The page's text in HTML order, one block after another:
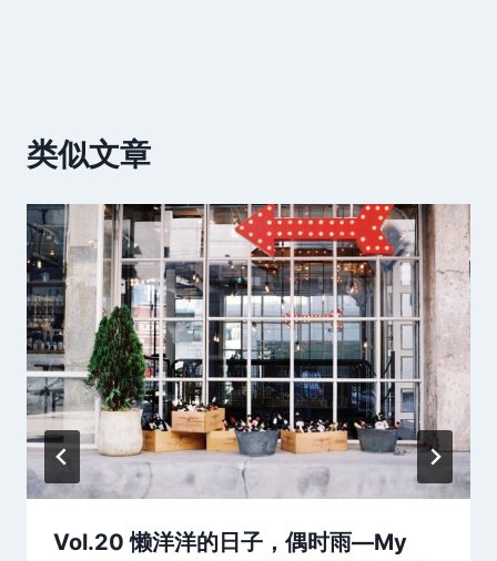
类似文章
Vol.20 懒洋洋的日子，偶时雨—My